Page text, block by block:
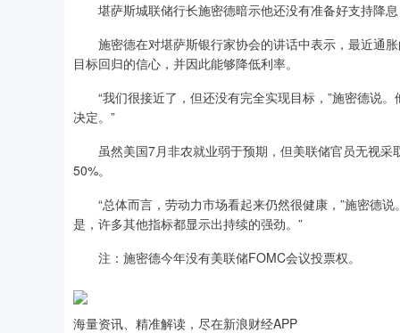
堪萨斯城联储行长施密德暗示他还没有准备好支持降
施密德在对堪萨斯银行家协会的讲话中表示，最近通胀
目标回归的信心，并因此能够降低利率。
“我们很接近了，但还没有完全实现目标，”施密德说。
决定。”
虽然美国7月非农就业弱于预期，但美联储官员无视采
50%。
“总体而言，劳动力市场看起来仍然很健康，”施密德说
是，许多其他指标都显示出持续的强劲。”
注：施密德今年没有美联储FOMC会议投票权。
海量资讯、精准解读，尽在新浪财经APP